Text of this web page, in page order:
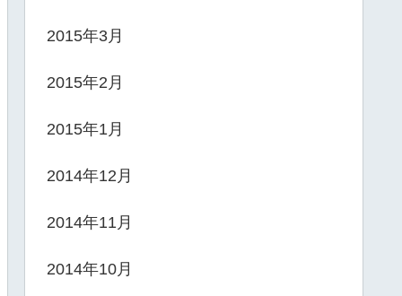
2015年3月
2015年2月
2015年1月
2014年12月
2014年11月
2014年10月